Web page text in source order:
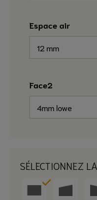
Espace air
Face2
SÉLECTIONNEZ